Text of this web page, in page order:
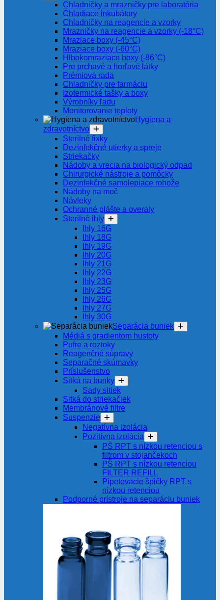
Chladničky a mrazničky pre laboratória
Chladiace inkubátory
Chladničky na reagencie a vzorky
Mrazničky na reagencie a vzorky (-18°C)
Mraziace boxy (-45°C)
Mraziace boxy (-60°C)
Hlbokomraziace boxy (-86°C)
Pre prchavé a horľavé látky
Prémiová rada
Chladničky pre farmáciu
Izotermické tašky a boxy
Výrobníky ľadu
Monitorovanie teploty
Hygiena a
zdravotníctvo
Sterilné fixky
Dezinfekčné utierky a spreje
Striekačky
Nádoby a vrecia na biologický odpad
Chirurgické nástroje a pomôcky
Dezinfekčné samolepiace rohože
Nádoby na moč
Návleky
Ochranné plášte a overaly
Sterilné ihly
Ihly 16G
Ihly 18G
Ihly 19G
Ihly 20G
Ihly 21G
Ihly 22G
Ihly 23G
Ihly 25G
Ihly 26G
Ihly 27G
Ihly 30G
Separácia buniek
Médiá s gradientom hustoty
Pufre a roztoky
Reagenčné súpravy
Separačné skúmavky
Príslušenstvo
Sitká na bunky
Sady sitiek
Sitká do striekačiek
Membránové filtre
Suspenzie
Negatívna izolácia
Pozitívna izolácia
PŠ RPT s nízkou retenciou s
filtrom v stojančekoch
PŠ RPT s nízkou retenciou
FILTER REFILL
Pipetovacie špičky RPT s
nízkou retenciou
Podporné prístroje na separáciu buniek